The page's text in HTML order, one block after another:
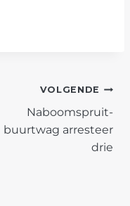
VOLGENDE
Naboomspruit-
buurtwag arresteer
drie